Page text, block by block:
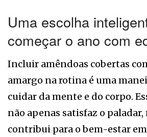
Uma escolha
começar o ano com
Incluir amêndoas cobertas
amargo na rotina é uma
cuidar da mente e do corpo.
não apenas satisfaz o
contribui para o bem-estar